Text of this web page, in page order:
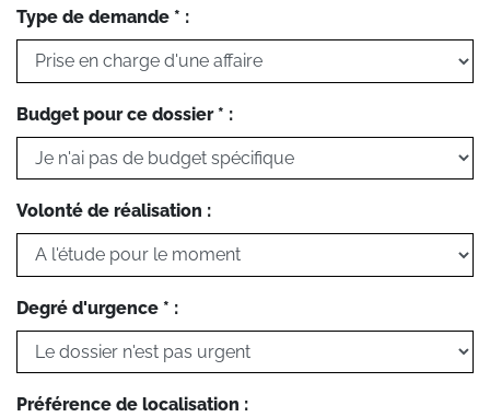
Type de demande * :
Budget pour ce dossier * :
Volonté de réalisation :
Degré d'urgence * :
Préférence de localisation :